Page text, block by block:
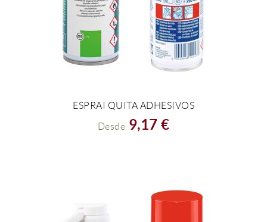
ESPRAI QUITA ADHESIVOS
Desde 9,17 €